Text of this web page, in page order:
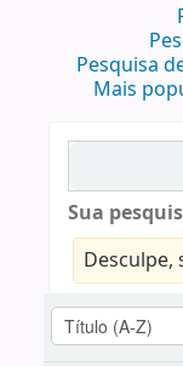
Pesquisa
Mais
Sua
Desculpe,